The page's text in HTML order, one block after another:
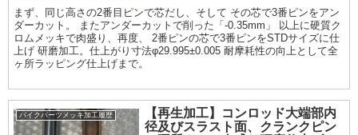
まず、同じ高さの2番目ピンで芯だし、そして その芯で3番ピンをアン
ダーカット。 またアンダーカットで削った「-0.35mm」 以上に硬質ク
ロムメッキで肉盛り、再度、 2番ピンの芯で3番ピンをSTDサイズに仕
上げ 研磨加工。仕上がり寸法φ29.995±0.005 耐摩耗性の向上として全
ヶ所ラッピング仕上げまで。
バイクパーツメッキ加工履歴
【再生加工】コンロッド大端部内
径及びスラスト面、クランクピン